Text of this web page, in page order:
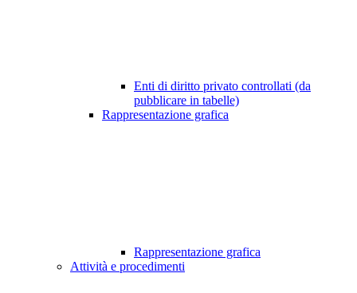
Enti di diritto privato controllati (da
pubblicare in tabelle)
Rappresentazione grafica
Rappresentazione grafica
Attività e procedimenti